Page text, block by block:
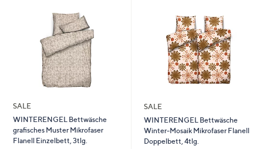
SALE
WINTERENGEL Bettwäsche
grafisches Muster Mikrofaser
Flanell Einzelbett, 3tlg.
SALE
WINTERENGEL Bettwäsche
Winter-Mosaik Mikrofaser Flanell
Doppelbett, 4tlg.